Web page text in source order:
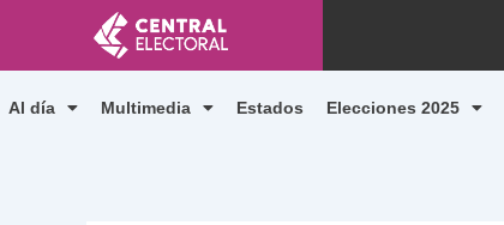
contenido
Al día Multimedia Estados Elecciones 2025